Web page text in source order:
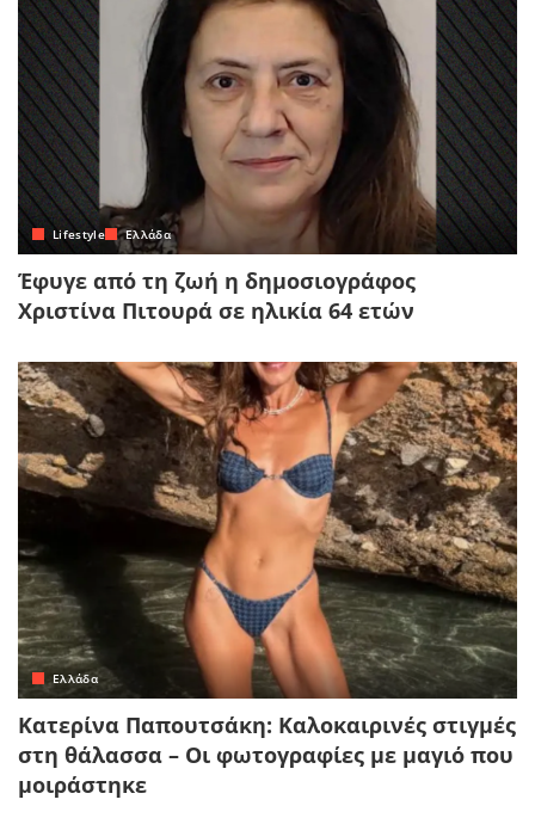
Lifestyle Ελλάδα
Έφυγε από τη ζωή η δημοσιογράφος
Χριστίνα Πιτουρά σε ηλικία 64 ετών
Ελλάδα
Κατερίνα Παπουτσάκη: Καλοκαιρινές στιγμές
στη θάλασσα – Οι φωτογραφίες με μαγιό που
μοιράστηκε